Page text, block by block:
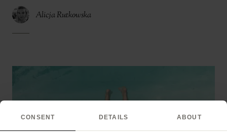
CONSENT DETAILS ABOUT
Alicja Rutkowska